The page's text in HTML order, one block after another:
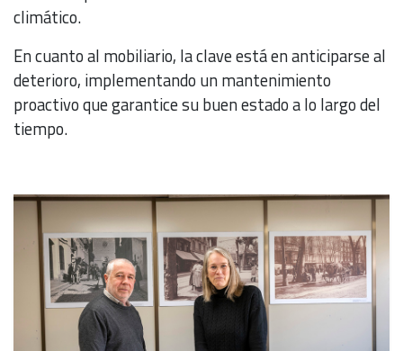
climático.
En cuanto al mobiliario, la clave está en anticiparse al
deterioro, implementando un mantenimiento
proactivo que garantice su buen estado a lo largo del
tiempo.